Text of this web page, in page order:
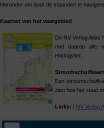
hieronder om door de maanden te
Kaarten van het vaargebied
De NV Verlag
met daarop alle
Haringvliet.
Stroomschuifkaart
Een
zien hoe het staat
Links: | NV Verlag